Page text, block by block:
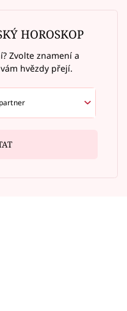
HOROSKOP
Zvolte znamení a
hvězdy přejí.